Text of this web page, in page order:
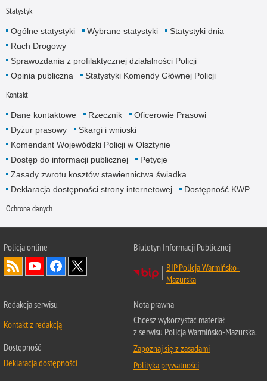
Statystyki
Ogólne statystyki Wybrane statystyki
Statystyki dnia
Ruch Drogowy
Sprawozdania z profilaktycznej działalności Policji
Opinia publiczna
Statystyki Komendy Głównej Policji
Kontakt
Dane kontaktowe Rzecznik
Oficerowie Prasowi
Dyżur prasowy
Skargi i wnioski
Komendant Wojewódzki Policji w Olsztynie
Dostęp do informacji publicznej
Petycje
Zasady zwrotu kosztów stawiennictwa świadka
Deklaracja dostępności strony internetowej
Dostępność KWP
Ochrona danych
Policja online
Biuletyn Informacji Publicznej
BIP Policja Warmińsko-
Mazurska
Redakcja serwisu
Kontakt z redakcją
Dostępność
Deklaracja dostępności
Nota prawna
Chcesz wykorzystać materiał
z serwisu Policja Warmińsko-Mazurska.
Zapoznaj się z zasadami
Polityka prywatności